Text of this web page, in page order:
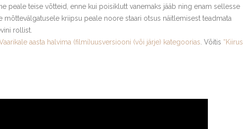
peale teise võtteid, enne kui poisiklutt vanemaks jääb ning enam sellesse
mõttevälgatusele kriipsu peale noore staari otsus näitlemisest teadmata
rollist.
aasta halvima (filmi)uusversiooni (või järje) kategoorias . Võitis “Kiirus